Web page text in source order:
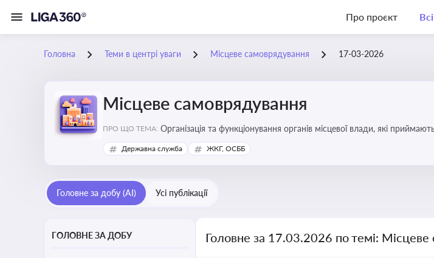
Про проєкт
Головна Теми в центрі уваги Місцеве самоврядування 17-03-2026
Місцеве самоврядування
ПРО ЩО ТЕМА: Організація та функціонування органів місцевої влади, які
сіл, селищ)
Державна служба ЖКГ, ОСББ
Головне за добу (AI) Усі публікації
ГОЛОВНЕ ЗА ДОБУ Головне за 17.03.2026 по темі: Місцеве